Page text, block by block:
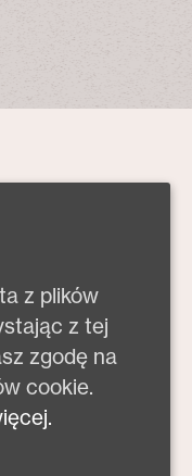
z plików
z tej
zgodę na
cookie.